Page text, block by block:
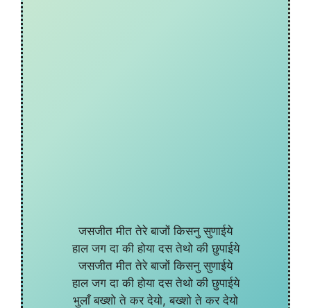
जसजीत मीत तेरे बाजों किसनु सुणाईये
हाल जग दा की होया दस तेथो की छुपाईये
जसजीत मीत तेरे बाजों किसनु सुणाईये
हाल जग दा की होया दस तेथो की छुपाईये
भुलाँ बख्शो ते कर देयो, बख्शो ते कर देयो